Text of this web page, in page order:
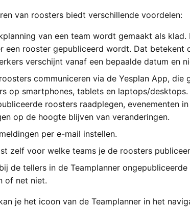
van roosters biedt verschillende voordelen:
van een team wordt gemaakt als
een rooster gepubliceerd wordt. Dat betekent
verschijnt vanaf een bepaalde datum en
communiceren via de Yesplan App, die
op smartphones, tablets en laptops/
roosters raadplegen, evenementen
op de hoogte blijven van veranderingen.
per e-mail instellen.
zelf voor welke teams je de roosters
de tellers in de Teamplanner
of net niet.
je het icoon van de Teamplanner in het